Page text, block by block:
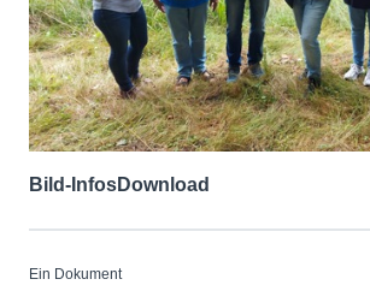
Bild-InfosDownload
Ein Dokument